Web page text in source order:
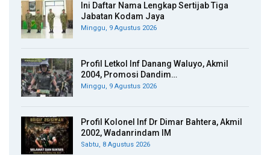
Ini Daftar Nama Lengkap Sertijab Tiga
Jabatan Kodam Jaya
Minggu, 9 Agustus 2026
Profil Letkol Inf Danang Waluyo, Akmil
2004, Promosi Dandim…
Minggu, 9 Agustus 2026
Profil Kolonel Inf Dr Dimar Bahtera, Akmil
2002, Wadanrindam IM
Sabtu, 8 Agustus 2026